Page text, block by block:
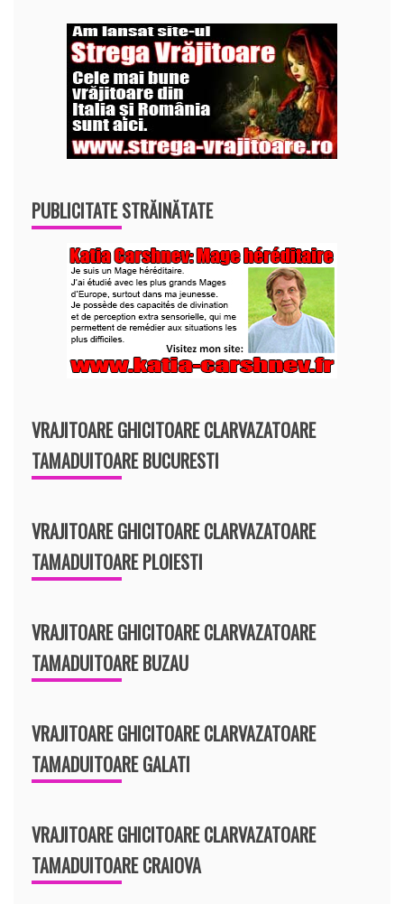
PUBLICITATE STRĂINĂTATE
VRAJITOARE GHICITOARE CLARVAZATOARE
TAMADUITOARE BUCURESTI
VRAJITOARE GHICITOARE CLARVAZATOARE
TAMADUITOARE PLOIESTI
VRAJITOARE GHICITOARE CLARVAZATOARE
TAMADUITOARE BUZAU
VRAJITOARE GHICITOARE CLARVAZATOARE
TAMADUITOARE GALATI
VRAJITOARE GHICITOARE CLARVAZATOARE
TAMADUITOARE CRAIOVA